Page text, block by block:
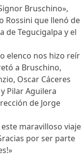
Bruschino»,
Rossini que llenó de
de Tegucigalpa y el
elenco nos hizo reír
a Bruschino,
Oscar Cáceres
Pilar Aguilera
de Jorge
maravilloso viaje
por ser parte